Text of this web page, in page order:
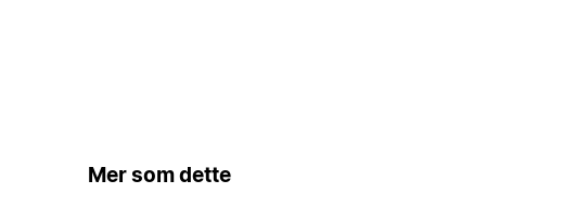
Mer som dette